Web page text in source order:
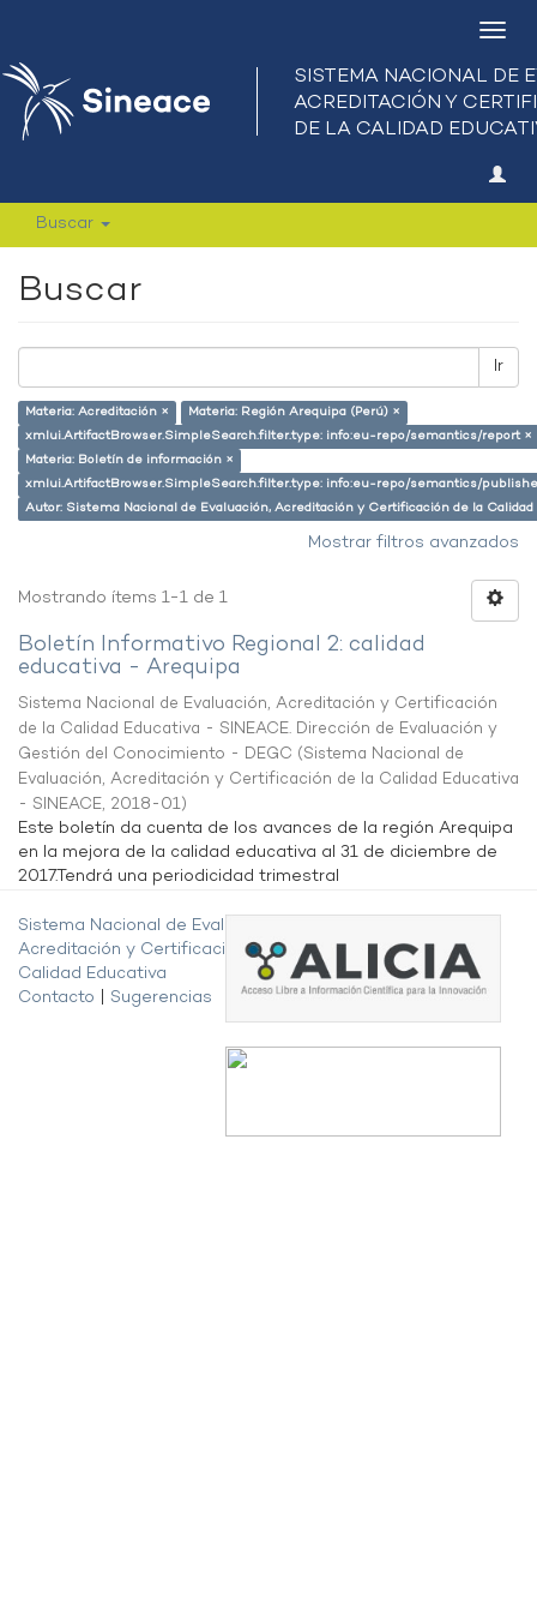
Buscar
Buscar
Ir
Materia: Acreditación ×
Materia: Región Arequipa (Perú) ×
xmlui.ArtifactBrowser.SimpleSearch.filter.type: info:eu-repo/semantics/report ×
Materia: Boletín de información ×
xmlui.ArtifactBrowser.SimpleSearch.filter.type: info:eu-repo/semantics/
Autor: Sistema Nacional de Evaluación, Acreditación y Certificación de la
Mostrar filtros avanzados
Mostrando ítems 1-1 de 1
Boletín Informativo Regional 2: calidad
educativa - Arequipa
Sistema Nacional de Evaluación, Acreditación y Certificación
de la Calidad Educativa - SINEACE. Dirección de Evaluación y
Gestión del Conocimiento - DEGC (Sistema Nacional de
Evaluación, Acreditación y Certificación de la Calidad Educativa
- SINEACE, 2018-01)
Este boletín da cuenta de los avances de la región Arequipa
en la mejora de la calidad educativa al 31 de diciembre de
2017.Tendrá una periodicidad trimestral
Sistema Nacional de Evaluación,
Acreditación y Certificación de la
Calidad Educativa
Contacto
Sugerencias